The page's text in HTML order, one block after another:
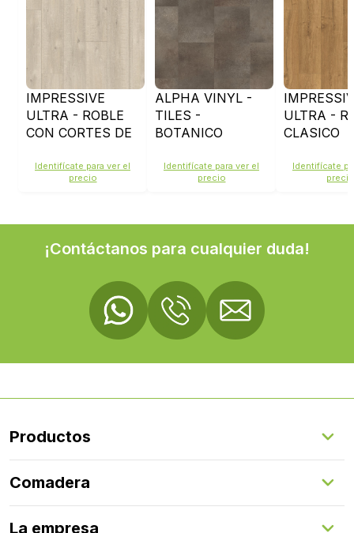
IMPRESSIVE
ULTRA - ROBLE
CON CORTES DE
IMU1857
Identifícate para ver el
precio
ALPHA VINYL -
TILES -
BOTANICO
AHUMADO -
AVST40235
Identifícate para ver el
precio
ULTRA -
CLASICO
IMU1848
Identifícate
precio
¡Contáctanos para cualquier duda!
Productos
Suelos Exteriores
Revestimientos Exteriores
Revestimientos Interiores
Comadera
La empresa